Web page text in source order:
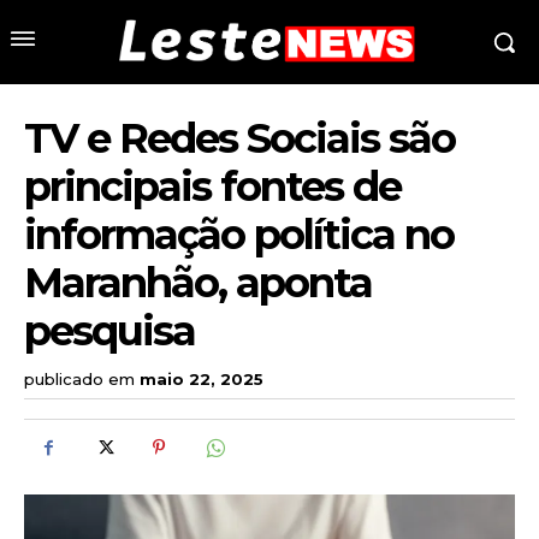
TV e Redes Sociais são
principais fontes de
informação política no
Maranhão, aponta
pesquisa
publicado em maio 22, 2025